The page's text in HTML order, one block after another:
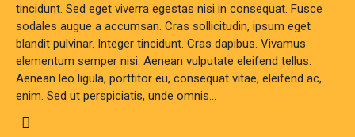
tincidunt. Sed eget viverra egestas nisi in consequat. Fusce
sodales augue a accumsan. Cras sollicitudin, ipsum eget
blandit pulvinar. Integer tincidunt. Cras dapibus. Vivamus
elementum semper nisi. Aenean vulputate eleifend tellus.
Aenean leo ligula, porttitor eu, consequat vitae, eleifend ac,
enim. Sed ut perspiciatis, unde omnis…